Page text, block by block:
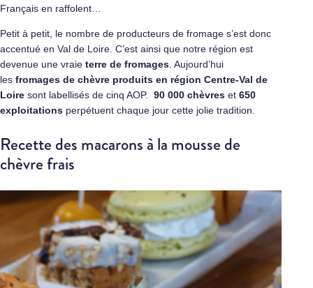
Français en raffolent…
Petit à petit, le nombre de producteurs de fromage s’est donc
accentué en Val de Loire. C’est ainsi que notre région est
devenue une vraie terre de fromages. Aujourd’hui
les fromages de chèvre produits en région Centre-Val de
Loire sont labellisés de cinq AOP. 90 000 chèvres et 650
exploitations perpétuent chaque jour cette jolie tradition.
Recette des macarons à la mousse de
chèvre frais